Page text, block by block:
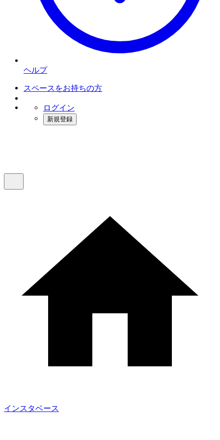
ヘルプ
スペースをお持ちの方
ログイン
新規登録
インスタベース